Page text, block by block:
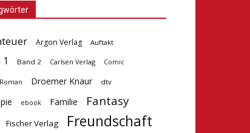
Argon Verlag Auftakt
Band 2 Carlsen Verlag Comic
Droemer Knaur dtv
ebook Familie Fantasy
Fischer Verlag Freundschaft